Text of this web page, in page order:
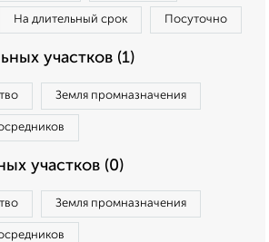
На длительный срок Посуточно
участков (1)
Земля промназначения
участков (0)
Земля промназначения